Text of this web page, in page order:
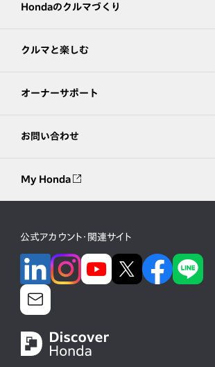
Hondaのクルマづくり
クルマと楽しむ
オーナーサポート
お問い合わせ
My Honda
公式アカウント・関連サイト